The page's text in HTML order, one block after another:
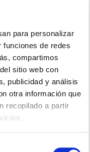
para personalizar
funciones de redes
compartimos
sitio web con
publicidad y análisis
otra información que
recopilado a partir
(330g)